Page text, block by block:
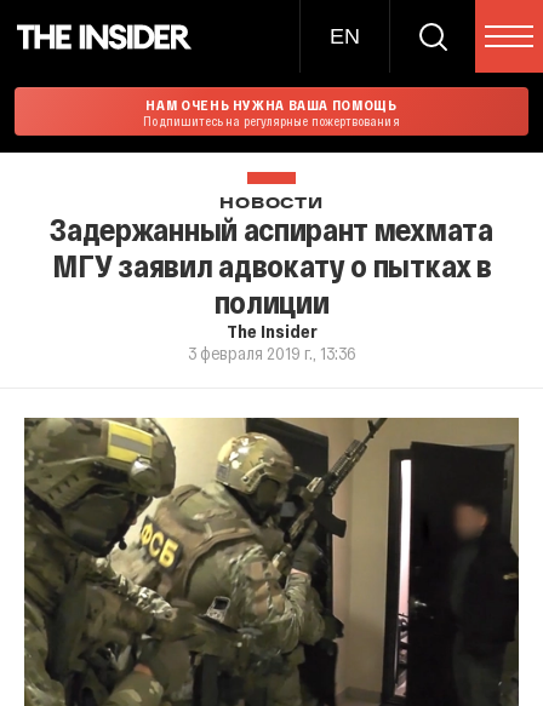
EN
НАМ ОЧЕНЬ НУЖНА ВАША ПОМОЩЬ
Подпишитесь на регулярные пожертвования
НОВОСТИ
Задержанный аспирант мехмата
МГУ заявил адвокату о пытках в
полиции
The Insider
3 февраля 2019 г., 13:36